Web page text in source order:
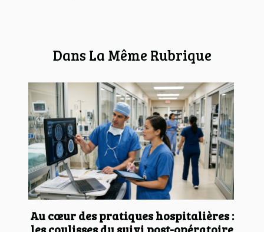
Dans La Même Rubrique
Au cœur des pratiques hospitalières :